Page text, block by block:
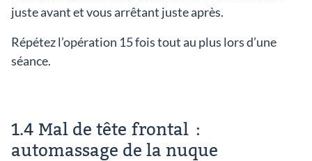
juste avant et vous arrêtant juste après.
Répétez l’opération 15 fois tout au plus lors d’une
séance.
1.4 Mal de tête frontal :
automassage de la nuque